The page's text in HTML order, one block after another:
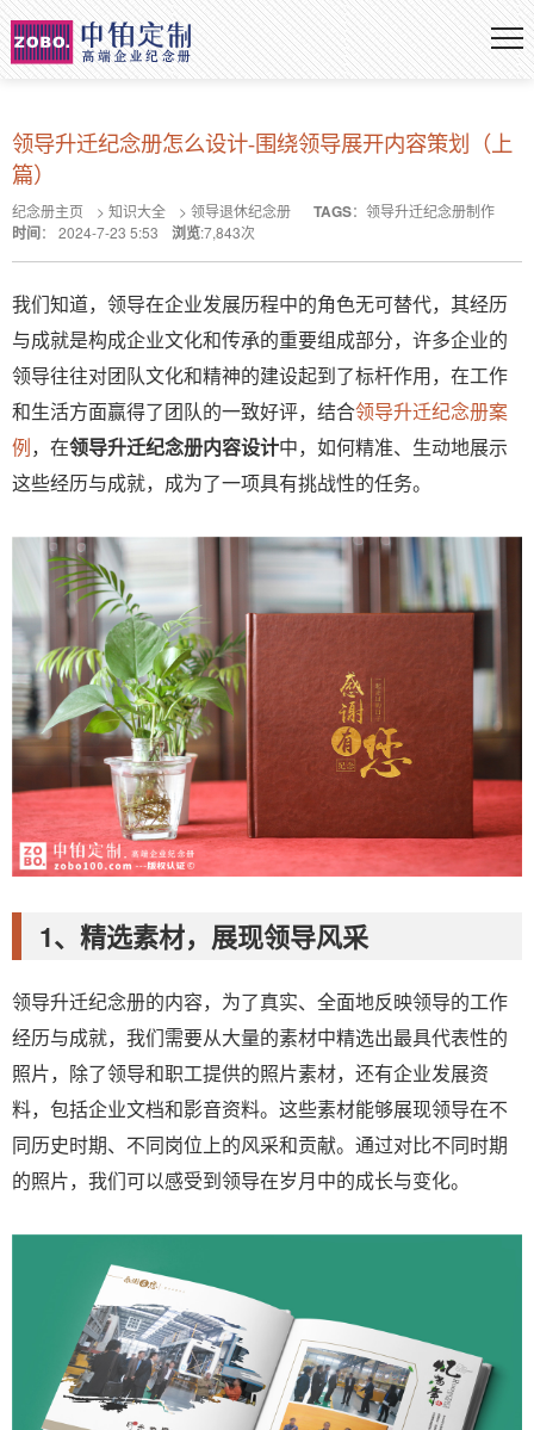
领导升迁纪念册怎么设计-围绕领导展开内容策划（上
篇）
纪念册主页 > 知识大全 > 领导退休纪念册 TAGS： 领导升迁纪念册制作
时间： 2024-7-23 5:53 浏览:7,843次
我们知道，领导在企业发展历程中的角色无可替代，其经历
与成就是构成企业文化和传承的重要组成部分，许多企业的
领导往往对团队文化和精神的建设起到了标杆作用，在工作
和生活方面赢得了团队的一致好评，结合领导升迁纪念册案
例，在领导升迁纪念册内容设计中，如何精准、生动地展示
这些经历与成就，成为了一项具有挑战性的任务。
1、精选素材，展现领导风采
领导升迁纪念册的内容，为了真实、全面地反映领导的工作
经历与成就，我们需要从大量的素材中精选出最具代表性的
照片，除了领导和职工提供的照片素材，还有企业发展资
料，包括企业文档和影音资料。这些素材能够展现领导在不
同历史时期、不同岗位上的风采和贡献。通过对比不同时期
的照片，我们可以感受到领导在岁月中的成长与变化。